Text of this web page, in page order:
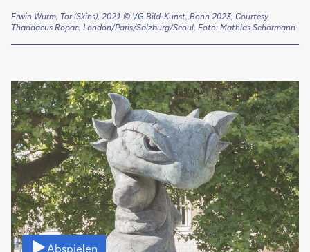
Erwin Wurm, Tor (Skins), 2021 © VG Bild-Kunst, Bonn 2023, Courtesy
Thaddaeus Ropac, London/Paris/Salzburg/Seoul, Foto: Mathias Schormann
Abspielen
Video